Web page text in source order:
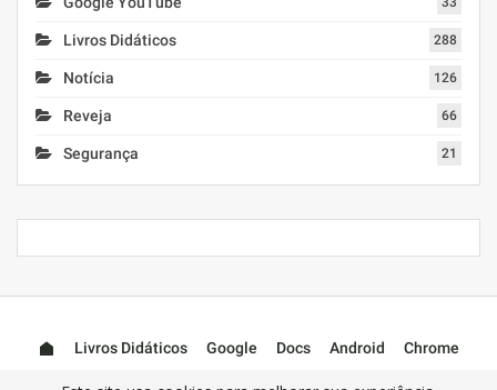
Livros Didáticos 288
Notícia 126
Reveja 66
Segurança 21
Livros Didáticos Google Docs Android
Chrome